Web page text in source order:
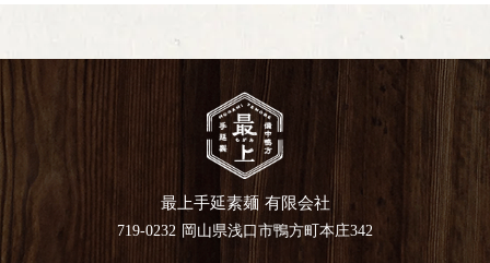
最上手延素麺 有限会社
719-0232 岡山県浅口市鴨方町本庄342